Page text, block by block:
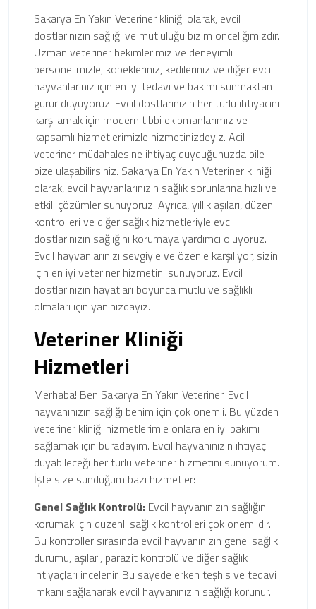
Sakarya En Yakın Veteriner kliniği olarak, evcil
dostlarınızın sağlığı ve mutluluğu bizim önceliğimizdir.
Uzman veteriner hekimlerimiz ve deneyimli
personelimizle, köpekleriniz, kedileriniz ve diğer evcil
hayvanlarınız için en iyi tedavi ve bakımı sunmaktan
gurur duyuyoruz. Evcil dostlarınızın her türlü ihtiyacını
karşılamak için modern tıbbi ekipmanlarımız ve
kapsamlı hizmetlerimizle hizmetinizdeyiz. Acil
veteriner müdahalesine ihtiyaç duyduğunuzda bile
bize ulaşabilirsiniz. Sakarya En Yakın Veteriner kliniği
olarak, evcil hayvanlarınızın sağlık sorunlarına hızlı ve
etkili çözümler sunuyoruz. Ayrıca, yıllık aşıları, düzenli
kontrolleri ve diğer sağlık hizmetleriyle evcil
dostlarınızın sağlığını korumaya yardımcı oluyoruz.
Evcil hayvanlarınızı sevgiyle ve özenle karşılıyor, sizin
için en iyi veteriner hizmetini sunuyoruz. Evcil
dostlarınızın hayatları boyunca mutlu ve sağlıklı
olmaları için yanınızdayız.
Veteriner Kliniği
Hizmetleri
Merhaba! Ben Sakarya En Yakın Veteriner. Evcil
hayvanınızın sağlığı benim için çok önemli. Bu yüzden
veteriner kliniği hizmetlerimle onlara en iyi bakımı
sağlamak için buradayım. Evcil hayvanınızın ihtiyaç
duyabileceği her türlü veteriner hizmetini sunuyorum.
İşte size sunduğum bazı hizmetler:
Genel Sağlık Kontrolü: Evcil hayvanınızın sağlığını
korumak için düzenli sağlık kontrolleri çok önemlidir.
Bu kontroller sırasında evcil hayvanınızın genel sağlık
durumu, aşıları, parazit kontrolü ve diğer sağlık
ihtiyaçları incelenir. Bu sayede erken teşhis ve tedavi
imkanı sağlanarak evcil hayvanınızın sağlığı korunur.